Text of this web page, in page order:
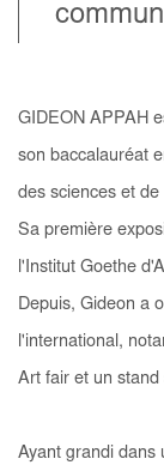
GIDEON APPAH
son baccalauréat
des sciences et
Sa première
l'Institut Goethe
Depuis, Gideon a
l'international,
Art fair et un stand
Ayant grandi